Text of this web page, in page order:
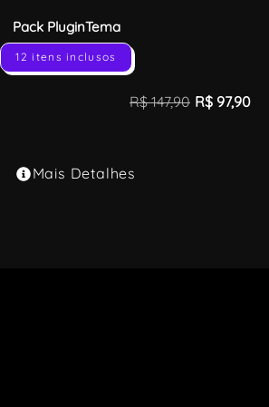
Pack PluginTema
12 itens inclusos
R$147,90 R$ 97,90
Mais Detalhes